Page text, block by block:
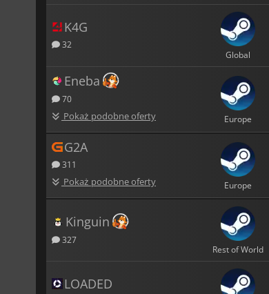
K4G
32
Global
Eneba
70
Pokaż podobne oferty Europe
G2A
311
Pokaż podobne oferty Europe
Kinguin
327
Rest of World
LOADED